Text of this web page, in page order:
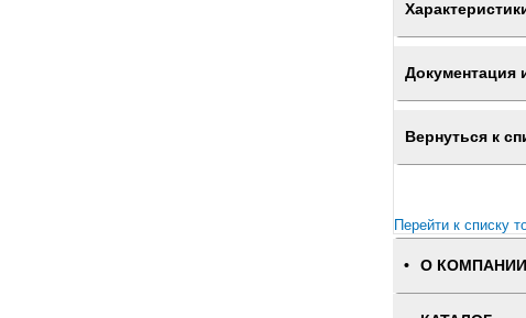
Документация
Вернуться к
Перейти к списку
О КОМПАНИИ